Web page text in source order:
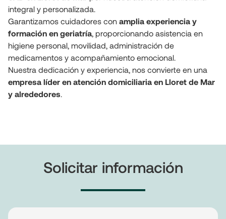
integral y personalizada.
Garantizamos cuidadores con amplia experiencia y
formación en geriatría, proporcionando asistencia en
higiene personal, movilidad, administración de
medicamentos y acompañamiento emocional.
Nuestra dedicación y experiencia, nos convierte en una
empresa líder en atención domiciliaria en Lloret de Mar
y alrededores.
Solicitar información